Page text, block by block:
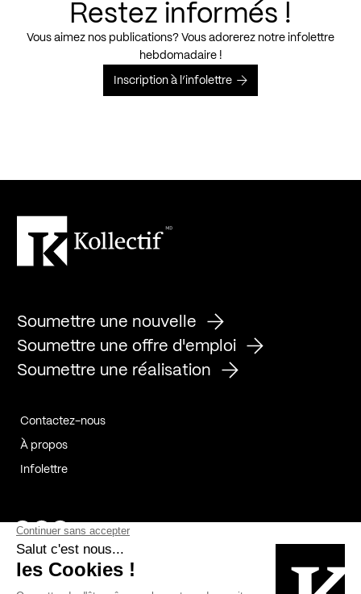
Restez informés !
Vous aimez nos publications? Vous adorerez notre infolettre
hebdomadaire !
Inscription à l’infolettre
Soumettre une nouvelle
Soumettre une offre d'emploi
Soumettre une réalisation
Contactez-nous
À propos
Infolettre
Page Facebook de Kollectif
Page Instagram de Kollectif
Page Linkedin de Kollectif